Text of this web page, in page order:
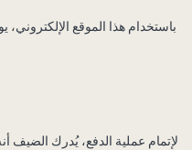
باستخدام هذا الموقع
لإتمام عملية الدفع، يُدرك الضيف